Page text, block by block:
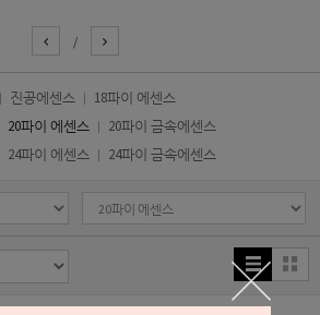
/
진공에센스
18파이 에센스
20파이 에센스
20파이 금속에센스
24파이 에센스 24파이 금속에센스